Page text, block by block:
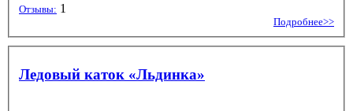
Отзывы: 1
Подробнее>>
Ледовый каток «Льдинка»